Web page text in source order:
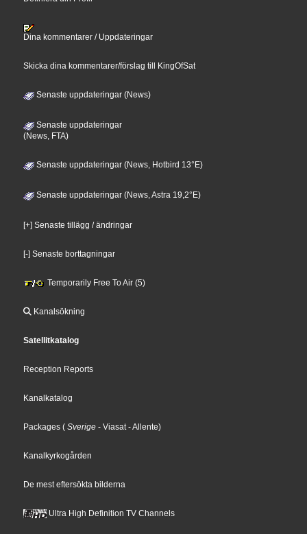
Dina kommentarer / Uppdateringar
Skicka dina kommentarer/förslag till KingOfSat
Senaste uppdateringar (News)
Senaste uppdateringar
(News, FTA)
Senaste uppdateringar (News, Hotbird 13°E)
Senaste uppdateringar (News, Astra 19,2°E)
[+] Senaste tillägg / ändringar
[-] Senaste borttagningar
Temporarily Free To Air (5)
Kanalsökning
Satellitkatalog
Reception Reports
Kanalkatalog
Packages ( Sverige - Viasat - Allente)
Kanalkyrkogården
De mest eftersökta bilderna
Ultra High Definition TV Channels